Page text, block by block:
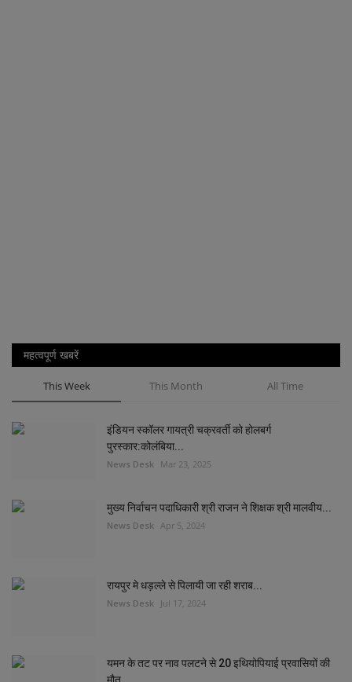
महत्वपूर्ण खबरें
This Week This Month All Time
इंडियन स्कॉलर गायत्री चक्रवर्ती को होलबर्ग
पुरस्कार:कोलंबिया...
News Desk Mar 23, 2025
मुख्य निर्वाचन पदाधिकारी श्री राजन ने शिक्षक श्री मालवीय...
News Desk Apr 5, 2024
रायपुर मे धड़ल्ले से पिलायी जा रही शराब...
News Desk Jul 17, 2024
यमन के तट पर नाव पलटने से 20 इथियोपियाई प्रवासियों की
मौत...